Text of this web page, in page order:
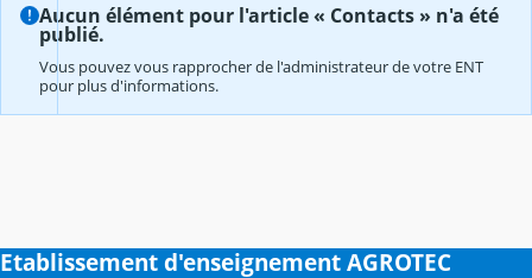
Aucun élément pour l'article « Contacts » n'a été
publié.
Vous pouvez vous rapprocher de l'administrateur de votre ENT
pour plus d'informations.
Etablissement d'enseignement AGROTEC